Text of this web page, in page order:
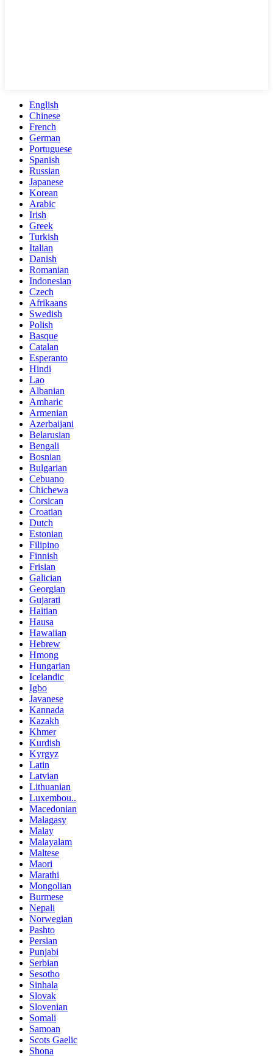
English
Chinese
French
German
Portuguese
Spanish
Russian
Japanese
Korean
Arabic
Irish
Greek
Turkish
Italian
Danish
Romanian
Indonesian
Czech
Afrikaans
Swedish
Polish
Basque
Catalan
Esperanto
Hindi
Lao
Albanian
Amharic
Armenian
Azerbaijani
Belarusian
Bengali
Bosnian
Bulgarian
Cebuano
Chichewa
Corsican
Croatian
Dutch
Estonian
Filipino
Finnish
Frisian
Galician
Georgian
Gujarati
Haitian
Hausa
Hawaiian
Hebrew
Hmong
Hungarian
Icelandic
Igbo
Javanese
Kannada
Kazakh
Khmer
Kurdish
Kyrgyz
Latin
Latvian
Lithuanian
Luxembou..
Macedonian
Malagasy
Malay
Malayalam
Maltese
Maori
Marathi
Mongolian
Burmese
Nepali
Norwegian
Pashto
Persian
Punjabi
Serbian
Sesotho
Sinhala
Slovak
Slovenian
Somali
Samoan
Scots Gaelic
Shona